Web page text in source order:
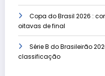
Copa do Brasil 2026 :
oitavas de final
Série B do Brasileirão
classificação